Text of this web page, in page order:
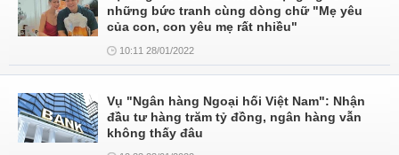
những bức tranh cùng dòng chữ "Mẹ yêu
của con, con yêu mẹ rất nhiều"
10:11 28/01/2022
Vụ "Ngân hàng Ngoại hối Việt Nam": Nhận
đầu tư hàng trăm tỷ đồng, ngân hàng vẫn
không thấy đâu